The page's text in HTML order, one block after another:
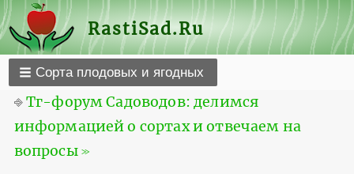
RastiSad.Ru
Сорта плодовых и ягодных
⎆Тг-форум Садоводов: делимся
информацией о сортах и отвечаем на
вопросы ≫